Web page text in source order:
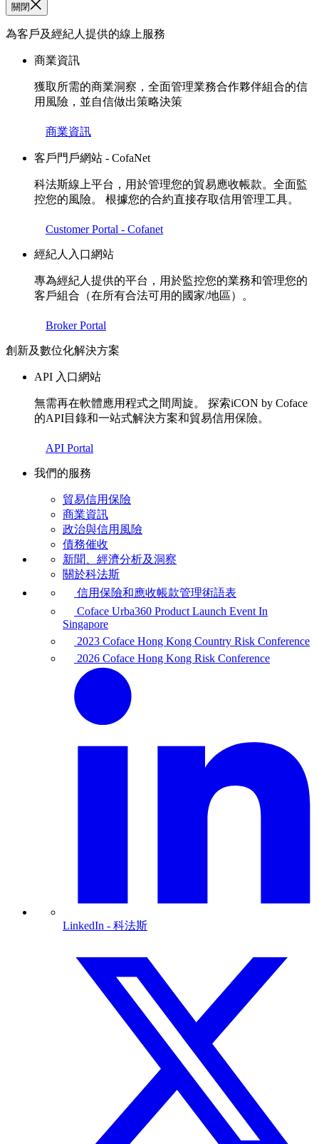
關閉
為客戶及經紀人提供的線上服務
商業資訊
獲取所需的商業洞察，全面管理業務合作夥伴組合的信
用風險，並自信做出策略決策
商業資訊
客戶門戶網站 - CofaNet
科法斯線上平台，用於管理您的貿易應收帳款。全面監
控您的風險。 根據您的合約直接存取信用管理工具。
Customer Portal - Cofanet
經紀人入口網站
專為經紀人提供的平台，用於監控您的業務和管理您的
客戶組合（在所有合法可用的國家/地區）。
Broker Portal
創新及數位化解決方案
API 入口網站
無需再在軟體應用程式之間周旋。 探索iCON by Coface
的API目錄和一站式解決方案和貿易信用保險。
API Portal
我們的服務
貿易信用保險
商業資訊
政治與信用風險
債務催收
新聞、經濟分析及洞察
關於科法斯
信用保險和應收帳款管理術語表
Coface Urba360 Product Launch Event In
Singapore
2023 Coface Hong Kong Country Risk Conference
2026 Coface Hong Kong Risk Conference
LinkedIn - 科法斯